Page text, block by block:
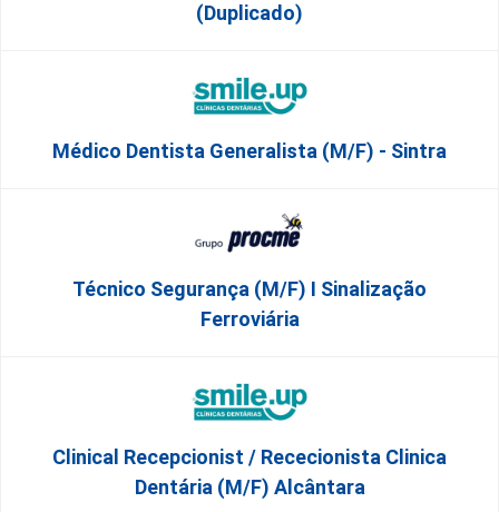
(Duplicado)
Médico Dentista Generalista (M/F) - Sintra
Técnico Segurança (m/f) I Sinalização
Ferroviária
Clinical Recepcionist / Rececionista Clinica
Dentária (M/F) Alcântara